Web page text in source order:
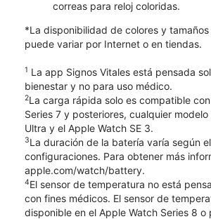
correas para reloj coloridas.
*La disponibilidad de colores y tamaños
puede variar por Internet o en tiendas.
1 La app Signos Vitales está pensada
bienestar y no para uso médico.
2La carga rápida solo es compatible
Series 7 y posteriores, cualquier
Ultra y el Apple Watch SE 3.
3La duración de la batería varía según
configuraciones. Para obtener más
apple.com/watch/battery.
4El sensor de temperatura no está
con fines médicos. El sensor de
disponible en el Apple Watch Series 8 o